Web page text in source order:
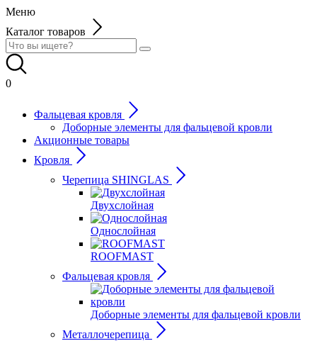
Меню
Каталог товаров
0
Фальцевая кровля
Доборные элементы для фальцевой кровли
Акционные товары
Кровля
Черепица SHINGLAS
Двухслойная
Однослойная
ROOFMAST
Фальцевая кровля
Доборные элементы для фальцевой кровли
Металлочерепица